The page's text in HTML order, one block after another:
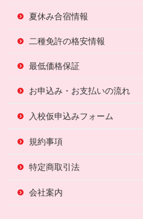
夏休み合宿情報
二種免許の格安情報
最低価格保証
お申込み・お支払いの流れ
入校仮申込みフォーム
規約事項
特定商取引法
会社案内